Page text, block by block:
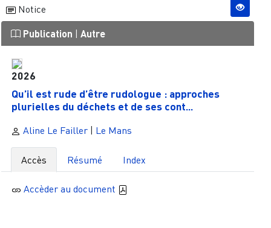
Notice
Publication | Autre
2026
Qu’il est rude d’être rudologue : approches
plurielles du déchets et de ses cont...
Aline Le Failler| Le Mans
Accès Résumé Index
Accèder au document